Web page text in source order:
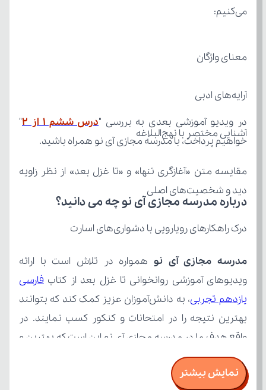
می‌کنیم:
معنای واژگان
آرایه‌های ادبی
آشنایی مختصر با نهج‌البلاغه
دید و شخصیت‌های اصلی
درک راهکارهای رویارویی با دشواری‌های اسارت
در ویدیو آموزشی بعدی به بررسی "درس ششم 1 از 2
خواهیم پرداخت، با مدرسه مجازی آی نو همراه باشید.
درباره مدرسه مجازی آی نو چه می‌ دانید؟
مدرسه مجازی آی نو
ویدیوهای آموزشی روانخوانی تا غزل بعد از کتاب
یازدهم تجربی
نمایش بیشتر